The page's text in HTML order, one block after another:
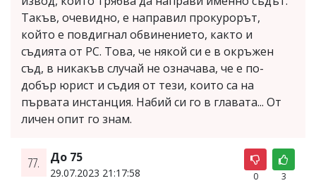
Такъв, очевидно, е направил прокурорът,
който е повдигнал обвинението, както и
съдията от РС. Това, че някой си е в окръжен
съд, в никакъв случай не означава, че е по-
добър юрист и съдия от тези, които са на
първата инстанция. Набий си го в главата... От
личен опит го знам.
77. До 75
29.07.2023 21:17:58 0 3